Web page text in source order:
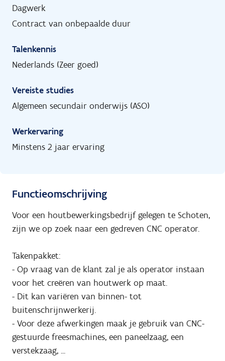
Dagwerk
Contract van onbepaalde duur
Talenkennis
Nederlands (Zeer goed)
Vereiste studies
Algemeen secundair onderwijs (ASO)
Werkervaring
Minstens 2 jaar ervaring
Functieomschrijving
Voor een houtbewerkingsbedrijf gelegen te Schoten,
zijn we op zoek naar een gedreven CNC operator.
Takenpakket:
- Op vraag van de klant zal je als operator instaan
voor het creëren van houtwerk op maat.
- Dit kan variëren van binnen- tot
buitenschrijnwerkerij.
- Voor deze afwerkingen maak je gebruik van CNC-
gestuurde freesmachines, een paneelzaag, een
verstekzaag, ...